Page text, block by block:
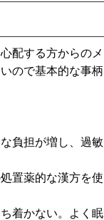
配する方からの
ので基本的な事
負担が増し、過
置薬的な漢方を
着かない。よく